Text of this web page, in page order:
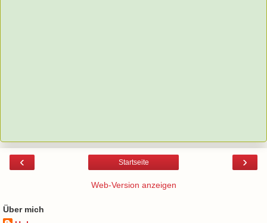
‹ ›
Startseite
Web-Version anzeigen
Über mich